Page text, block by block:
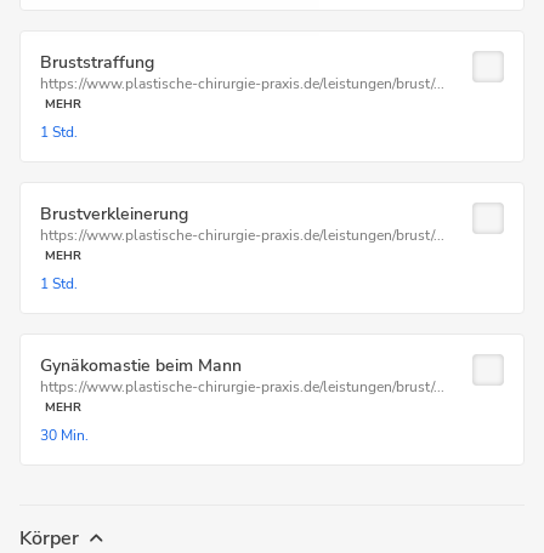
Bruststraffung
https://www.plastische-chirurgie-praxis.de/leistungen/brust/...
MEHR
1 Std.
Brustverkleinerung
https://www.plastische-chirurgie-praxis.de/leistungen/brust/...
MEHR
1 Std.
Gynäkomastie beim Mann
https://www.plastische-chirurgie-praxis.de/leistungen/brust/...
MEHR
30 Min.
Körper